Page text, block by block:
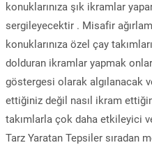
konuklarınıza şık ikramlar
sergileyecektir . Misafir
konuklarınıza özel çay
dolduran ikramlar yapmak
göstergesi olarak algılanacak
ettiğiniz değil nasıl ikram
takımlarla çok daha etkileyici
Tarz Yaratan Tepsiler sıradan